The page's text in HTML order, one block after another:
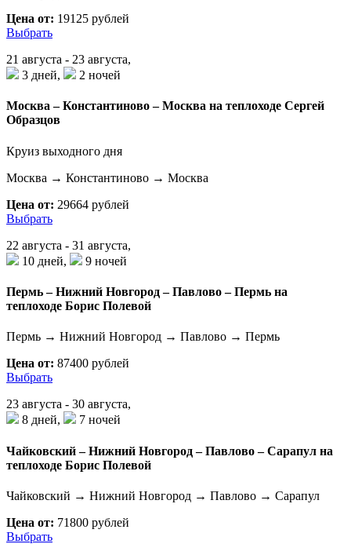
Цена от: 19125 рублей
Выбрать
21 августа - 23 августа,
3 дней,
2 ночей
Москва – Константиново – Москва на теплоходе Сергей
Образцов
Круиз выходного дня
Москва → Константиново → Москва
Цена от: 29664 рублей
Выбрать
22 августа - 31 августа,
10 дней,
9 ночей
Пермь – Нижний Новгород – Павлово – Пермь на
теплоходе Борис Полевой
Пермь → Нижний Новгород → Павлово → Пермь
Цена от: 87400 рублей
Выбрать
23 августа - 30 августа,
8 дней,
7 ночей
Чайковский – Нижний Новгород – Павлово – Сарапул на
теплоходе Борис Полевой
Чайковский → Нижний Новгород → Павлово → Сарапул
Цена от: 71800 рублей
Выбрать